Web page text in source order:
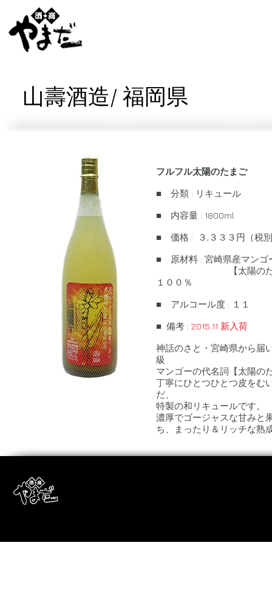
山壽酒造/ 福岡県
フルフル太陽のたまご
■ 分類 : リキュール
■ 内容量 : 1800ml
■ 価格 : ３,３３３円（税
■ 原材料 : 宮崎県産マンゴ
【太陽のたま
１００％
■ アルコール度 : １１
■ 備考 : 2015.11 新入荷
神話のさと・宮崎県から届
級
マンゴーの代名詞【太陽の
丁寧にひとつひとつ皮をむ
だ、
特製の和リキュールです。
濃厚でゴージャスな甘みと
ち、まったり＆リッチな熟